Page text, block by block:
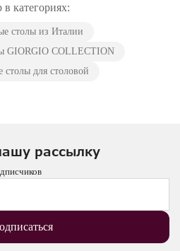
в категориях:
столы из Италии
GIORGIO COLLECTION
столы для столовой
рассылку